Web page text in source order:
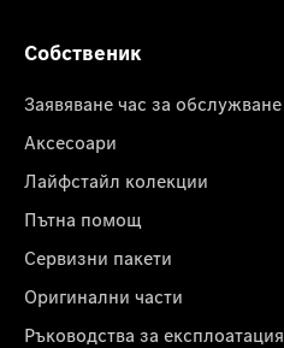
Собственик
Заявяване час за обслужване
Аксесоари
Лайфстайл колекции
Пътна помощ
Сервизни пакети
Оригинални части
Ръководства за експлоатация